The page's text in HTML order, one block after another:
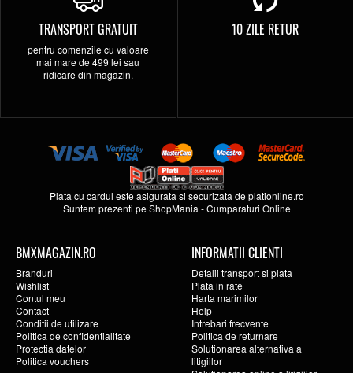
TRANSPORT GRATUIT
pentru comenzile cu valoare
mai mare de 499 lei sau
ridicare din magazin.
10 ZILE RETUR
Plata cu cardul este asigurata si securizata deplationline.ro
Suntem prezenti peShopMania -Cumparaturi Online
BMXMAGAZIN.RO
Branduri
Wishlist
Contul meu
Contact
Conditii de utilizare
Politica de confidentialitate
Protectia datelor
Politica vouchers
INFORMATII CLIENTI
Detalii transport si plata
Plata in rate
Harta marimilor
Help
Intrebari frecvente
Politica de returnare
Solutionarea alternativa a
litigiilor